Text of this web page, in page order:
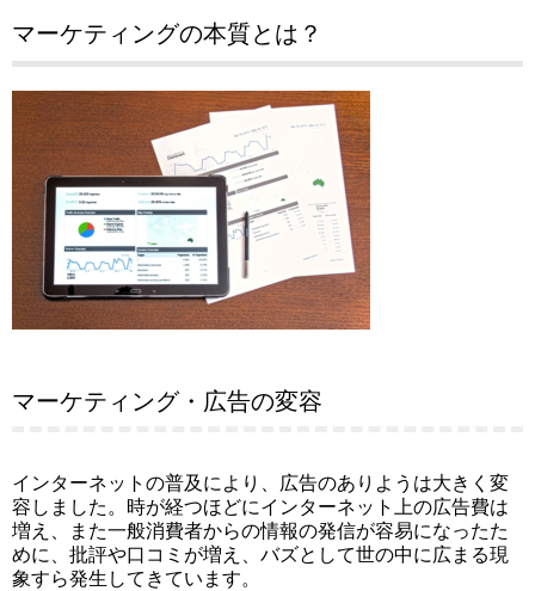
マーケティングの本質とは？
マーケティング・広告の変容
インターネットの普及により、広告のありようは大きく変
容しました。時が経つほどにインターネット上の広告費は
増え、また一般消費者からの情報の発信が容易になったた
めに、批評や口コミが増え、バズとして世の中に広まる現
象すら発生してきています。